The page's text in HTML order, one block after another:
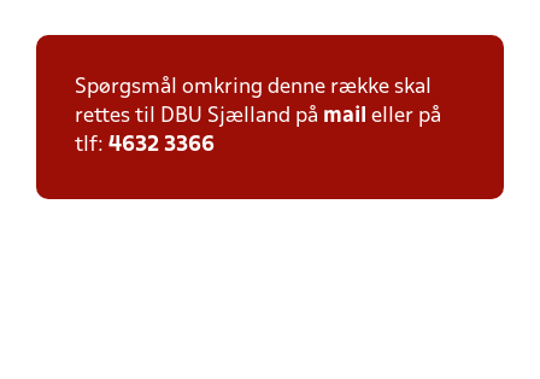
Spørgsmål omkring denne række skal
rettes til DBU Sjælland på mail eller på
tlf: 4632 3366